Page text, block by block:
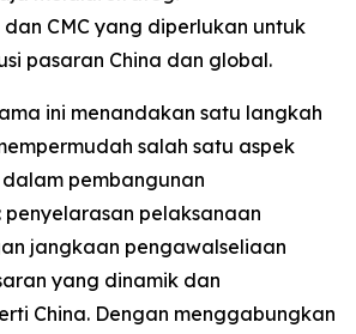
CMC yang diperlukan untuk
pasaran China dan global.
ini menandakan satu langkah
salah satu aspek
pembangunan
pelaksanaan
jangkaan pengawalseliaan
yang dinamik dan
China. Dengan menggabungkan